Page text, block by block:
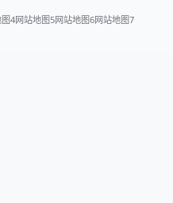
4网站地图5网站地图6网站地图7